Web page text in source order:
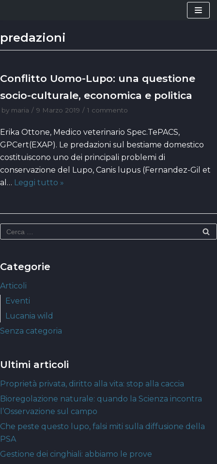
contenuto
predazioni
Conflitto Uomo-Lupo: una questione
socio-culturale, economica e politica
by maria 9 Marzo 2019 1 commento
Erika Ottone, Medico veterinario Spec.TePACS,
GPCert(EXAP). Le predazioni sul bestiame domestico
costituiscono uno dei principali problemi di
conservazione del Lupo, Canis lupus (Fernandez-Gil et
al… Leggi tutto »
Categorie
Articoli
Eventi
Lucania wild
Senza categoria
Ultimi articoli
Proprietà privata, diritto alla vita: stop alla caccia
Bioregolazione naturale: quando la Scienza incontra
l’Osservazione sul campo
Che peste questo lupo, falsi miti sulla diffusione della
PSA
Gestione dei cinghiali: abbiamo le prove